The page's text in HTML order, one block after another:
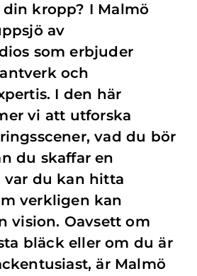
kropp? I Malmö
av
som erbjuder
och
I den här
vi att utforska
vad du bör
du skaffar en
du kan hitta
verkligen kan
vision. Oavsett om
bläck eller om du är
är Malmö